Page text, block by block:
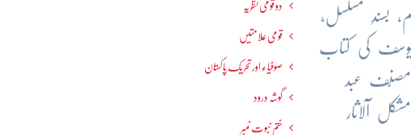
بسندِ مسلسل،
یوسف کی کتاب
مصنّف عبد
آلاثار
دو قومی نظریہ
قومی علامتیں
صوفیاء اور تحریک ِپاکستان
گوشہ درود
ختم نبوت نمبر